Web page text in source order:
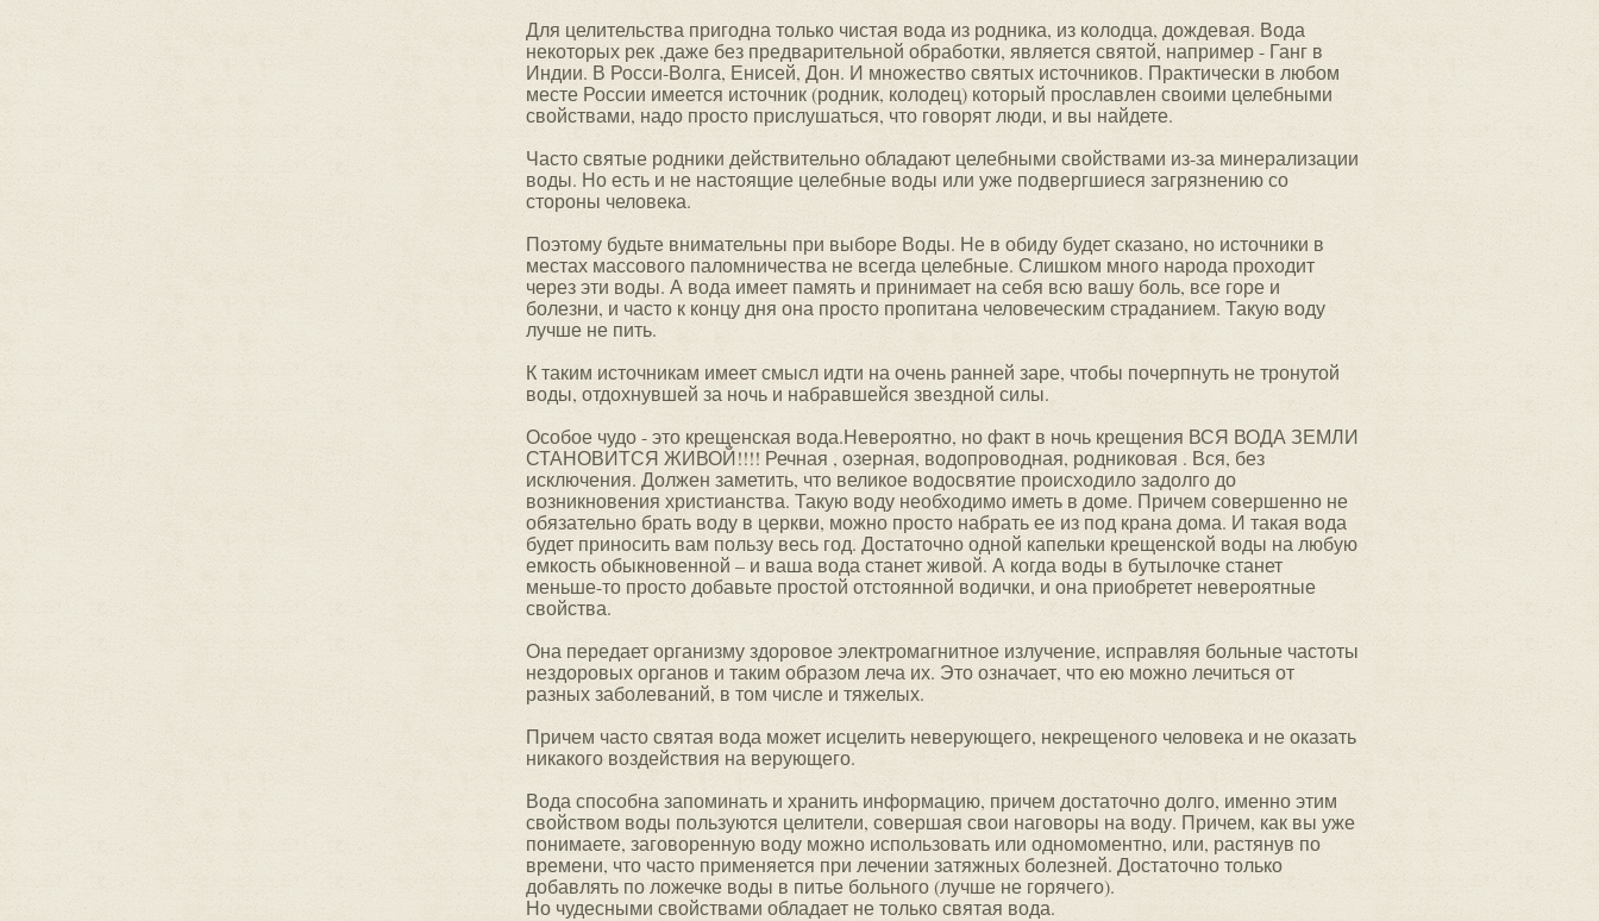
Для целительства пригодна только чистая вода из родника, из колодца, дождевая. Вода
некоторых рек ,даже без предварительной обработки, является святой, например - Ганг в
Индии. В Росси-Волга, Енисей, Дон. И множество святых источников. Практически в любом
месте России имеется источник (родник, колодец) который прославлен своими целебными
свойствами, надо просто прислушаться, что говорят люди, и вы найдете.
Часто святые родники действительно обладают целебными свойствами из-за минерализации
воды. Но есть и не настоящие целебные воды или уже подвергшиеся загрязнению со
стороны человека.
Поэтому будьте внимательны при выборе Воды. Не в обиду будет сказано, но источники в
местах массового паломничества не всегда целебные. Слишком много народа проходит
через эти воды. А вода имеет память и принимает на себя всю вашу боль, все горе и
болезни, и часто к концу дня она просто пропитана человеческим страданием. Такую воду
лучше не пить.
К таким источникам имеет смысл идти на очень ранней заре, чтобы почерпнуть не тронутой
воды, отдохнувшей за ночь и набравшейся звездной силы.
Особое чудо - это крещенская вода.Невероятно, но факт в ночь крещения ВСЯ ВОДА ЗЕМЛИ
СТАНОВИТСЯ ЖИВОЙ!!!! Речная , озерная, водопроводная, родниковая . Вся, без
исключения. Должен заметить, что великое водосвятие происходило задолго до
возникновения христианства. Такую воду необходимо иметь в доме. Причем совершенно не
обязательно брать воду в церкви, можно просто набрать ее из под крана дома. И такая вода
будет приносить вам пользу весь год. Достаточно одной капельки крещенской воды на любую
емкость обыкновенной – и ваша вода станет живой. А когда воды в бутылочке станет
меньше-то просто добавьте простой отстоянной водички, и она приобретет невероятные
свойства.
Она передает организму здоровое электромагнитное излучение, исправляя больные частоты
нездоровых органов и таким образом леча их. Это означает, что ею можно лечиться от
разных заболеваний, в том числе и тяжелых.
Причем часто святая вода может исцелить неверующего, некрещеного человека и не оказать
никакого воздействия на верующего.
Вода способна запоминать и хранить информацию, причем достаточно долго, именно этим
свойством воды пользуются целители, совершая свои наговоры на воду. Причем, как вы уже
понимаете, заговоренную воду можно использовать или одномоментно, или, растянув по
времени, что часто применяется при лечении затяжных болезней. Достаточно только
добавлять по ложечке воды в питье больного (лучше не горячего).
Но чудесными свойствами обладает не только святая вода.